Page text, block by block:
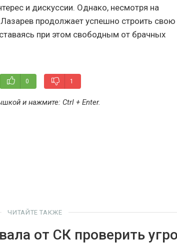
и дискуссии. Однако, несмотря на
продолжает успешно строить свою
при этом свободным от брачных
0 1
и нажмите: Ctrl + Enter.
ЧИТАЙТЕ ТАКЖЕ
от СК проверить